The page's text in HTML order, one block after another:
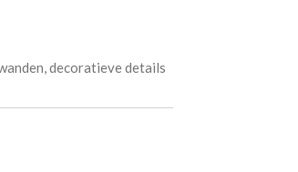
decoratieve details